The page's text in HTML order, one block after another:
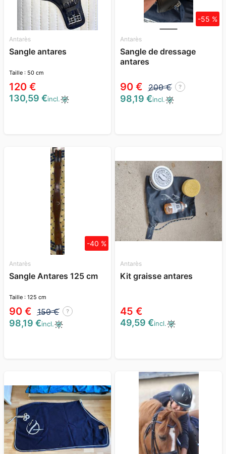
Antarès
Sangle antares
Taille : 50 cm
120 €
130,59 €incl.
Antarès
Sangle de dressage
antares
90 € 200 € ?
-55 %
98,19 €incl.
Antarès
Sangle Antares 125 cm
Taille : 125 cm
90 € 150 € ?
-40 %
98,19 €incl.
Antarès
Kit graisse antares
45 €
49,59 €incl.